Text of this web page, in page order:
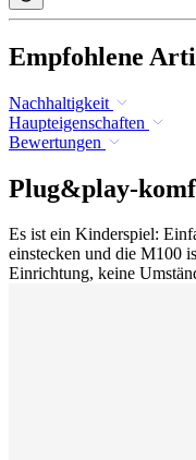
Empfohlene
Nachhaltigkeit
Haupteigenschaften
Bewertungen
Plug&play-
Es ist ein Kinderspiel:
einstecken und die M100
Einrichtung, keine